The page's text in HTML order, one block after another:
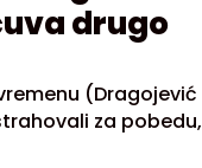
drugo
(Dragojević
za pobedu,